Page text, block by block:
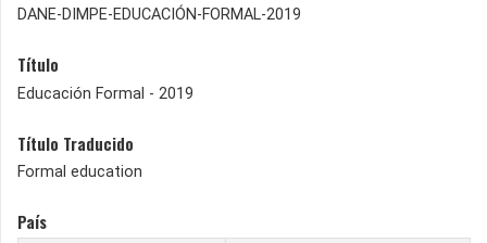
DANE-DIMPE-EDUCACIÓN-FORMAL-2019
Título
Educación Formal - 2019
Título Traducido
Formal education
País